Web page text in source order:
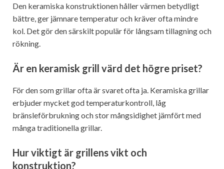
Den keramiska konstruktionen håller värmen betydligt
bättre, ger jämnare temperatur och kräver ofta mindre
kol. Det gör den särskilt populär för långsam tillagning och
rökning.
Är en keramisk grill värd det högre priset?
För den som grillar ofta är svaret ofta ja. Keramiska grillar
erbjuder mycket god temperaturkontroll, låg
bränsleförbrukning och stor mångsidighet jämfört med
många traditionella grillar.
Hur viktigt är grillens vikt och
konstruktion?